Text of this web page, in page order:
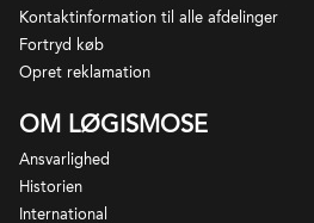
Kontaktinformation til alle afdelinger
Fortryd køb
Opret reklamation
OM LØGISMOSE
Ansvarlighed
Historien
International